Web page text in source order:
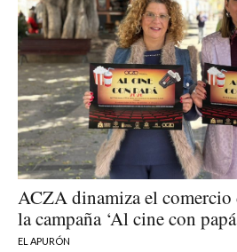
ACZA dinamiza el
la campaña ‘Al cine con
EL APURÓN